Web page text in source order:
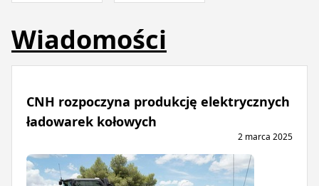
Wiadomości
CNH rozpoczyna produkcję elektrycznych
ładowarek kołowych
2 marca 2025